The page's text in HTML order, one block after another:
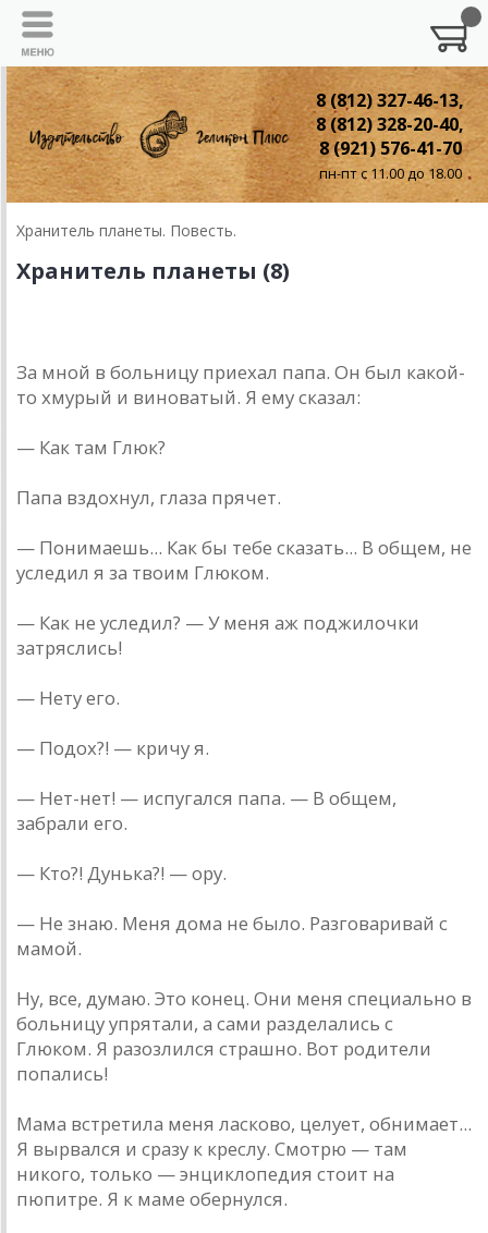
8 (812) 327-46-13,
8 (812) 328-20-40,
8 (921) 576-41-70
пн-пт с 11.00 до 18.00
Хранитель планеты. Повесть.
Хранитель планеты (8)
За мной в больницу приехал папа. Он был какой-
то хмурый и виноватый. Я ему сказал:
— Как там Глюк?
Папа вздохнул, глаза прячет.
— Понимаешь... Как бы тебе сказать... В общем, не
уследил я за твоим Глюком.
— Как не уследил? — У меня аж поджилочки
затряслись!
— Нету его.
— Подох?! — кричу я.
— Нет-нет! — испугался папа. — В общем,
забрали его.
— Кто?! Дунька?! — ору.
— Не знаю. Меня дома не было. Разговаривай с
мамой.
Ну, все, думаю. Это конец. Они меня специально в
больницу упрятали, а сами разделались с
Глюком. Я разозлился страшно. Вот родители
попались!
Мама встретила меня ласково, целует, обнимает...
Я вырвался и сразу к креслу. Смотрю — там
никого, только — энциклопедия стоит на
пюпитре. Я к маме обернулся.